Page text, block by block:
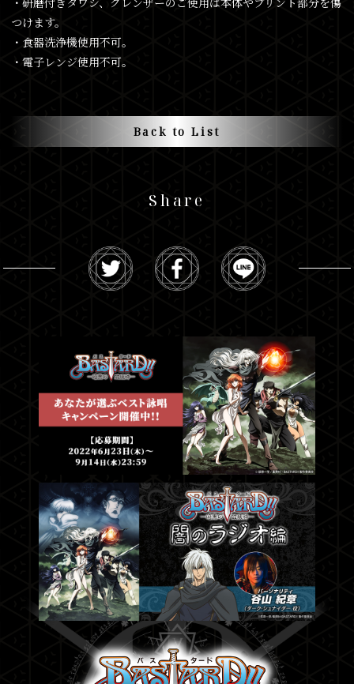
つけます。
・食器洗浄機使用不可。
・電子レンジ使用不可。
Back to List
Share